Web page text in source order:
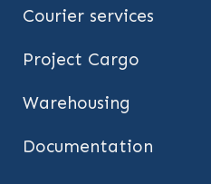
Courier services
Project Cargo
Warehousing
Documentation